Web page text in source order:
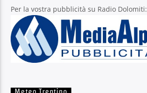
Per la vostra pubblicità su Radio Dolomiti: